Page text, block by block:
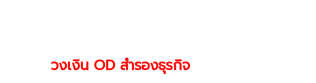
วงเงิน OD สำรองธุรกิจ